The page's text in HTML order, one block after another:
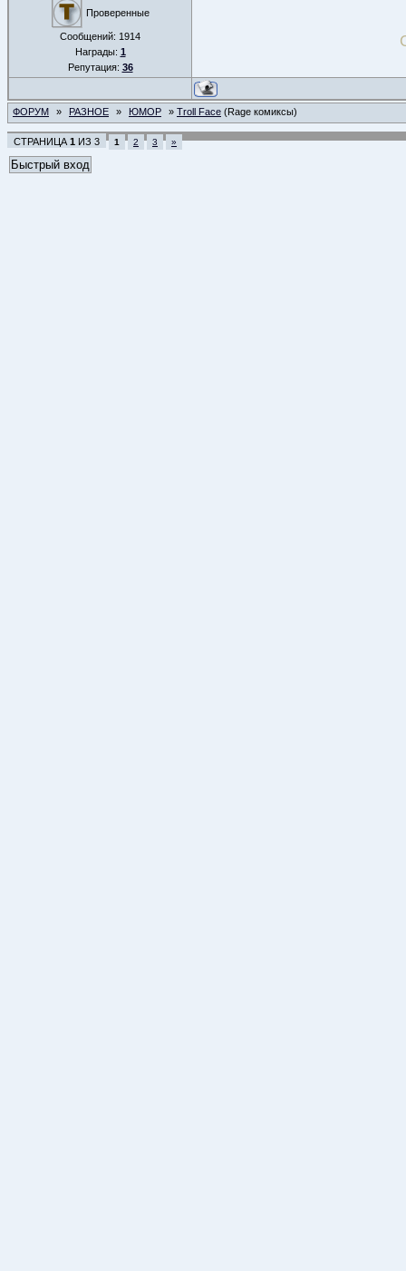
Проверенные
Сообщений: 1914
Награды: 1
Репутация: 36
ФОРУМ » РАЗНОЕ » ЮМОР » Troll Face (Rage комиксы)
СТРАНИЦА 1 ИЗ 3 1 2 3 »